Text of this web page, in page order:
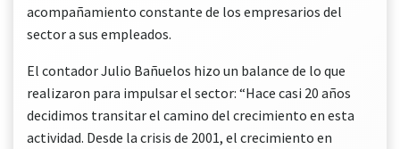
acompañamiento constante de los empresarios del
sector a sus empleados.
El contador Julio Bañuelos hizo un balance de lo que
realizaron para impulsar el sector: “Hace casi 20 años
decidimos transitar el camino del crecimiento en esta
actividad. Desde la crisis de 2001, el crecimiento en